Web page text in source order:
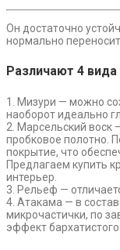
Он достаточно
нормально
Различают 4
1. Мизури — можно
наоборот идеально
2. Марсельский воск
пробковое полотно.
покрытие, что
Предлагаем купить
интерьер.
3. Рельеф —
4. Атакама — в
микрочастички, по
эффект бархатистого